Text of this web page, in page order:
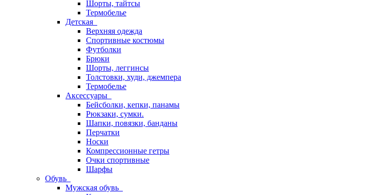
Шорты, тайтсы
Термобелье
Детская
Верхняя одежда
Спортивные костюмы
Футболки
Брюки
Шорты, леггинсы
Толстовки, худи, джемпера
Термобелье
Аксессуары
Бейсболки, кепки, панамы
Рюкзаки, сумки.
Шапки, повязки, банданы
Перчатки
Носки
Компрессионные гетры
Очки спортивные
Шарфы
Обувь
Мужская обувь